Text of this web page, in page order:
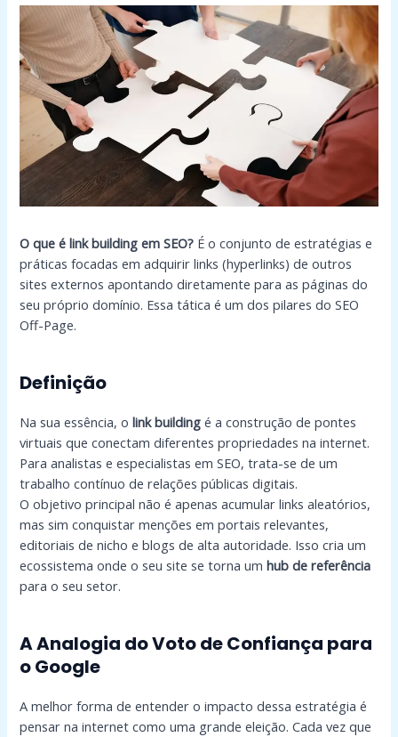
O que é link building em SEO? É o conjunto de estratégias e
práticas focadas em adquirir links (hyperlinks) de outros
sites externos apontando diretamente para as páginas do
seu próprio domínio. Essa tática é um dos pilares do SEO
Off-Page.
Definição
Na sua essência, olink building é a construção de pontes
virtuais que conectam diferentes propriedades na internet.
Para analistas e especialistas em SEO, trata-se de um
trabalho contínuo de relações públicas digitais.
O objetivo principal não é apenas acumular links aleatórios,
mas sim conquistar menções em portais relevantes,
editoriais de nicho e blogs de alta autoridade. Isso cria um
ecossistema onde o seu site se torna umhub de referência
para o seu setor.
A Analogia do Voto de Confiança para
o Google
A melhor forma de entender o impacto dessa estratégia é
pensar na internet como uma grande eleição. Cada vez que